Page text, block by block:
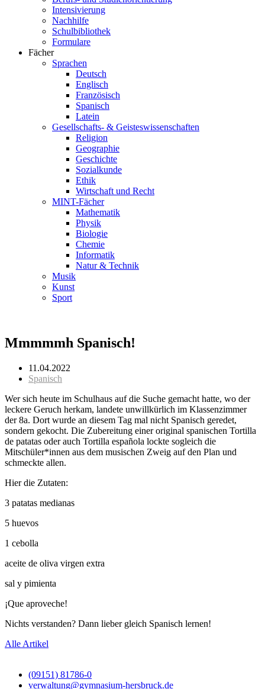
Intensivierung
Nachhilfe
Schulbibliothek
Formulare
Fächer
Sprachen
Deutsch
Englisch
Französisch
Spanisch
Latein
Gesellschafts- & Geisteswissenschaften
Religion
Geographie
Geschichte
Sozialkunde
Ethik
Wirtschaft und Recht
MINT-Fächer
Mathematik
Physik
Biologie
Chemie
Informatik
Natur & Technik
Musik
Kunst
Sport
Mmmmmh Spanisch!
11.04.2022
Spanisch
Wer sich heute im Schulhaus auf die Suche gemacht hatte, wo der
leckere Geruch herkam, landete unwillkürlich im Klassenzimmer
der 8a. Dort wurde an diesem Tag mal nicht Spanisch geredet,
sondern gekocht. Die Zubereitung einer original spanischen Tortilla
de patatas oder auch Tortilla española lockte sogleich die
Mitschüler*innen aus dem musischen Zweig auf den Plan und
schmeckte allen.
Hier die Zutaten:
3 patatas medianas
5 huevos
1 cebolla
aceite de oliva virgen extra
sal y pimienta
¡Que aproveche!
Nichts verstanden? Dann lieber gleich Spanisch lernen!
Alle Artikel
(09151) 81786-0
verwaltung@gymnasium-hersbruck.de